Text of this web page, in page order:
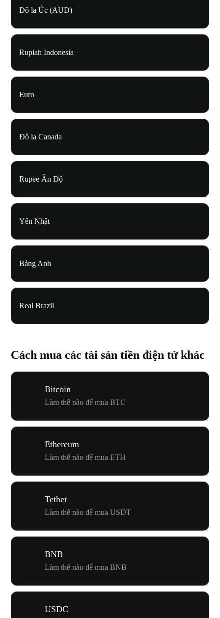
Đô la Úc (AUD)
Rupiah Indonesia
Euro
Đô la Canada
Rupee Ấn Độ
Yên Nhật
Bảng Anh
Real Brazil
Cách mua các tài sản tiền điện tử khác
Bitcoin
Làm thế nào để mua BTC
Ethereum
Làm thế nào để mua ETH
Tether
Làm thế nào để mua USDT
BNB
Làm thế nào để mua BNB
USDC